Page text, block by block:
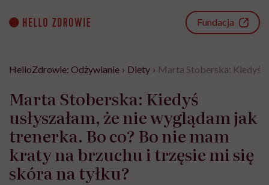
content
Fundacja
HelloZdrowie: Odżywianie › Diety › Marta Stoberska: Kiedyś
Marta Stoberska: Kiedyś
usłyszałam, że nie wyglądam jak
trenerka. Bo co? Bo nie mam
kraty na brzuchu i trzęsie mi się
skóra na tyłku?